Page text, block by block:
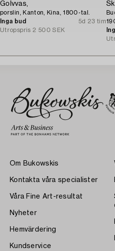
Golvvas,
porslin, Kanton, Kina, 1800-tal.
Inga bud
5d 23 tim
Utropspris 2 500 SEK
Om Bukowskis
Kontakta våra specialister
Våra Fine Art-resultat
Nyheter
Hemvärdering
Kundservice